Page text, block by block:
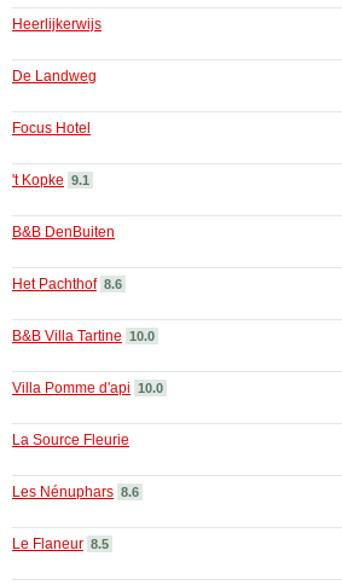
Heerlijkerwijs
De Landweg
Focus Hotel
't Kopke 9.1
B&B DenBuiten
Het Pachthof 8.6
B&B Villa Tartine 10.0
Villa Pomme d'api 10.0
La Source Fleurie
Les Nénuphars 8.6
Le Flaneur 8.5